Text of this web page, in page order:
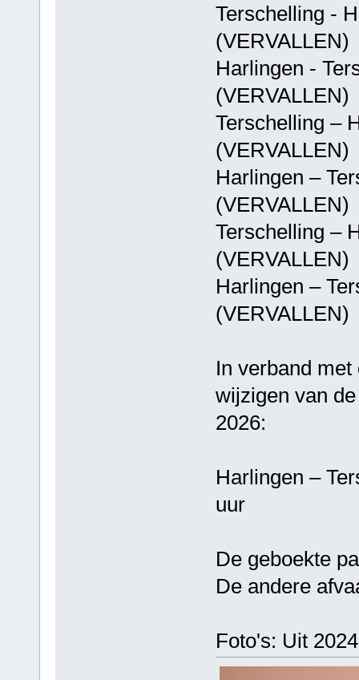
Terschelling
(VERVALLEN)
Harlingen -
(VERVALLEN)
Terschelling
(VERVALLEN)
Harlingen –
(VERVALLEN)
Terschelling
(VERVALLEN)
Harlingen –
(VERVALLEN)
In verband
wijzigen van
2026:
Harlingen –
uur
De geboekte
De andere
Foto's: Uit